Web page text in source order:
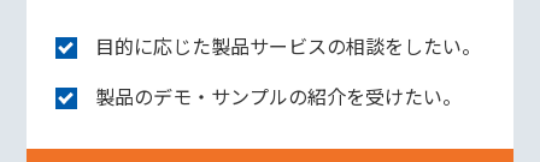
目的に応じた製品サービスの相談をしたい。
製品のデモ・サンプルの紹介を受けたい。